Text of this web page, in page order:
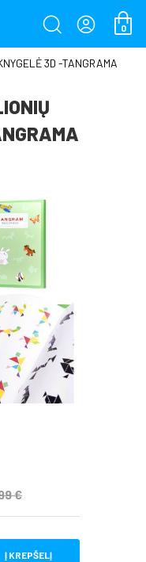
0
3D -TANGRAMA
€
Į KREPŠELĮ